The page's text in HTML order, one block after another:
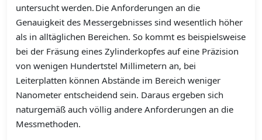
untersucht werden. Die Anforderungen an die
Genauigkeit des Messergebnisses sind wesentlich höher
als in alltäglichen Bereichen. So kommt es beispielsweise
bei der Fräsung eines Zylinderkopfes auf eine Präzision
von wenigen Hundertstel Millimetern an, bei
Leiterplatten können Abstände im Bereich weniger
Nanometer entscheidend sein. Daraus ergeben sich
naturgemäß auch völlig andere Anforderungen an die
Messmethoden.